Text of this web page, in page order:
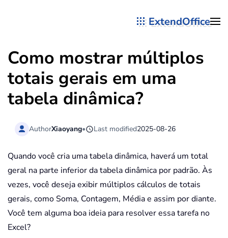
ExtendOffice
Como mostrar múltiplos
totais gerais em uma
tabela dinâmica?
AuthorXiaoyang• Last modified2025-08-26
Quando você cria uma tabela dinâmica, haverá um total
geral na parte inferior da tabela dinâmica por padrão. Às
vezes, você deseja exibir múltiplos cálculos de totais
gerais, como Soma, Contagem, Média e assim por diante.
Você tem alguma boa ideia para resolver essa tarefa no
Excel?